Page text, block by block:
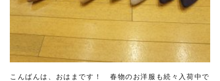
こんばんは、おはまです！ 春物のお洋服も続々入荷中で